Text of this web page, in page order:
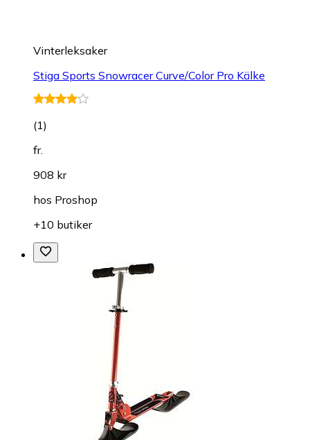
Vinterleksaker
Stiga Sports Snowracer Curve/Color Pro Kälke
(1)
fr.
908 kr
hos Proshop
+10 butiker